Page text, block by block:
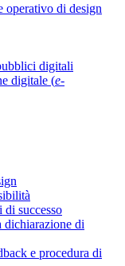
operativo di design
digitali
digitale (e-
di successo
dichiarazione di
e procedura di